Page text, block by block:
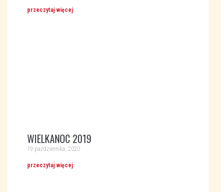
przeczytaj więcej
WIELKANOC 2019
19 października, 2020
przeczytaj więcej